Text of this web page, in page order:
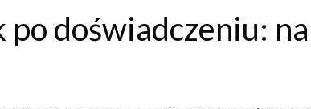
doświadczeniu: na